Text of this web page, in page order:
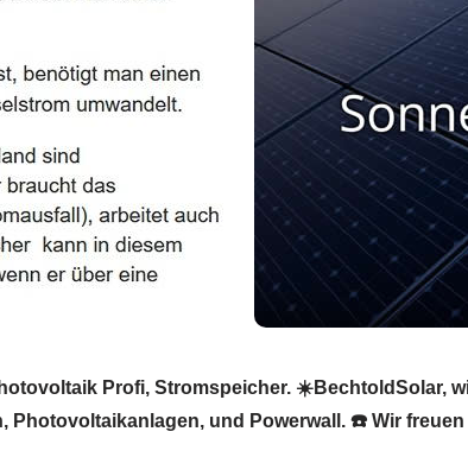
Profi, Stromspeicher. ☀️BechtoldSolar,
und Powerwall. ☎️ Wir freuen